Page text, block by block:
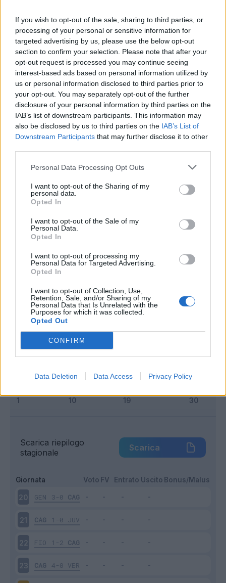
If you wish to opt-out of the sale, sharing to third parties, or
processing of your personal or sensitive information for
targeted advertising by us, please use the below opt-out
section to confirm your selection. Please note that after your
opt-out request is processed you may continue seeing
interest-based ads based on personal information utilized by
us or personal information disclosed to third parties prior to
your opt-out. You may separately opt-out of the further
disclosure of your personal information by third parties on the
IAB’s list of downstream participants. This information may
also be disclosed by us to third parties on the IAB’s List of
Downstream Participants that may further disclose it to other
Personal Data Processing Opt Outs
I want to opt-out of the Sharing of my
personal data.
Opted In
I want to opt-out of the Sale of my
Personal Data.
Opted In
I want to opt-out of processing my
Personal Data for Targeted Advertising.
Opted In
I want to opt-out of Collection, Use,
Retention, Sale, and/or Sharing of my
Personal Data that Is Unrelated with the
Purposes for which it was collected.
Opted Out
CONFIRM
Data Deletion Data Access Privacy Policy
Bonus Malus
voto
Quotazioni
Riepilogo stagione
Titolare
Entrato
Inutilizzato 12 - 63%
Scarica riepilogo
stagionale
Scarica
Giornata Voto FV Entrato Uscito Bonus/Malus
20 GEN 3-0 CAG
21 CAG 1-0 JUV
22 FIO 1-2 CAG
23 CAG 4-0 VER